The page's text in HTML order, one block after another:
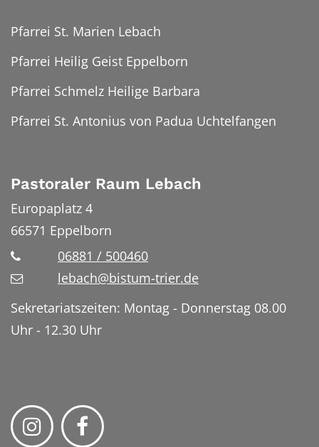
Pfarrei St. Marien Lebach
Pfarrei Heilig Geist Eppelborn
Pfarrei Schmelz Heilige Barbara
Pfarrei St. Antonius von Padua Uchtelfangen
Pastoraler Raum Lebach
Europaplatz 4
66571 Eppelborn
06881 / 500460
lebach@bistum-trier.de
Sekretariatszeiten: Montag - Donnerstag 08.00
Uhr - 12.30 Uhr